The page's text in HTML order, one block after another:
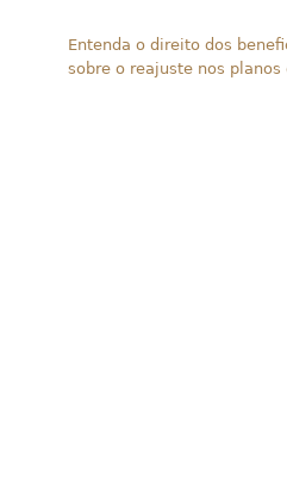
Entenda o direito dos
sobre o reajuste nos planos